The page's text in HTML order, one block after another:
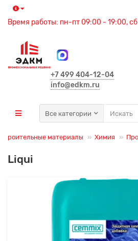
Время работы: пн-пт 09:00 - 19:00,
+7 499 404-12-04
info@edkm.ru
Все категории
Строительные материалы Химия
Liqui